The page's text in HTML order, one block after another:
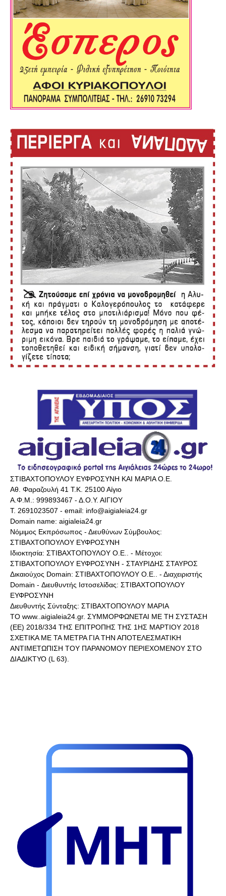
ΣΤΙΒΑΧΤΟΠΟΥΛΟΥ ΕΥΦΡΟΣΥΝΗ ΚΑΙ ΜΑΡΙΑ Ο.Ε.
Αθ. Φαραζουλή 41 Τ.Κ. 25100 Αίγιο
Α.Φ.Μ.: 999893467 - Δ.Ο.Υ. ΑΙΓΙΟΥ
Τ. 2691023507 - email: info@aigialeia24.gr
Domain name: aigialeia24.gr
Νόμιμος Εκπρόσωπος - Διευθύνων Σύμβουλος:
ΣΤΙΒΑΧΤΟΠΟΥΛΟΥ ΕΥΦΡΟΣΥΝΗ
Ιδιοκτησία: ΣΤΙΒΑΧΤΟΠΟΥΛΟΥ Ο.Ε.. - Μέτοχοι:
ΣΤΙΒΑΧΤΟΠΟΥΛΟΥ ΕΥΦΡΟΣΥΝΗ - ΣΤΑΥΡΙΔΗΣ ΣΤΑΥΡΟΣ
Δικαιούχος Domain: ΣΤΙΒΑΧΤΟΠΟΥΛΟΥ Ο.Ε.. - Διαχειριστής
Domain - Διευθυντής Ιστοσελίδας: ΣΤΙΒΑΧΤΟΠΟΥΛΟΥ
ΕΥΦΡΟΣΥΝΗ
Διευθυντής Σύνταξης: ΣΤΙΒΑΧΤΟΠΟΥΛΟΥ ΜΑΡΙΑ
ΤΟ www..aigialeia24.gr. ΣΥΜΜΟΡΦΩΝΕΤΑΙ ΜΕ ΤΗ ΣΥΣΤΑΣΗ
(ΕΕ) 2018/334 ΤΗΣ ΕΠΙΤΡΟΠΗΣ ΤΗΣ 1ΗΣ ΜΑΡΤΙΟΥ 2018
ΣΧΕΤΙΚΑ ΜΕ ΤΑ ΜΕΤΡΑ ΓΙΑ ΤΗΝ ΑΠΟΤΕΛΕΣΜΑΤΙΚΗ
ΑΝΤΙΜΕΤΩΠΙΣΗ ΤΟΥ ΠΑΡΑΝΟΜΟΥ ΠΕΡΙΕΧΟΜΕΝΟΥ ΣΤΟ
ΔΙΑΔΙΚΤΥΟ (L 63).